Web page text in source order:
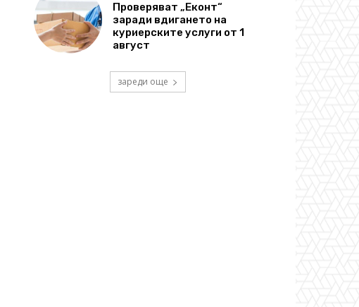
Проверяват „Еконт“
заради вдигането на
куриерските услуги от 1
август
зареди още